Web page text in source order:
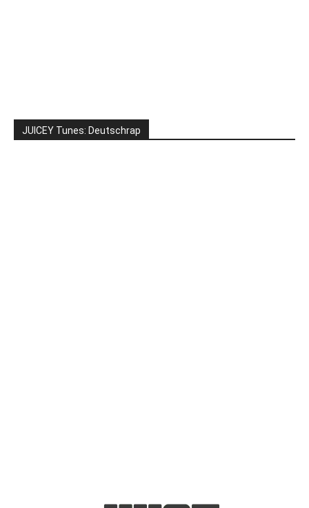
JUICEY Tunes: Deutschrap